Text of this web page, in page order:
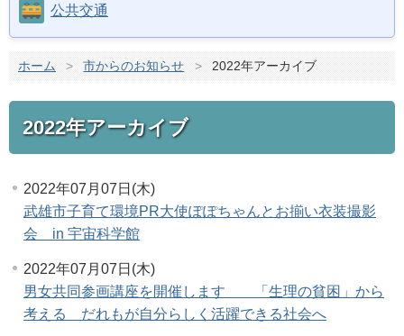
公共交通
ホーム > 市からのお知らせ > 2022年アーカイブ
2022年アーカイブ
2022年07月07日(木)
武雄市子育て環境PR大使ぽぽちゃんとお揃い衣装撮影
会 in 宇宙科学館
2022年07月07日(木)
男女共同参画講座を開催します 「生理の貧困」から
考える だれもが自分らしく活躍できる社会へ